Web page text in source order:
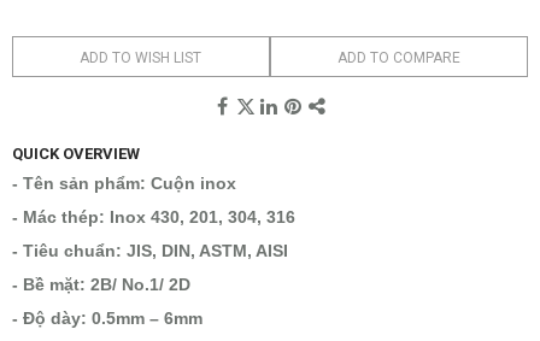
ADD TO WISH LIST ADD TO COMPARE
QUICK OVERVIEW
- Tên sản phẩm: Cuộn inox
- Mác thép: Inox 430, 201, 304, 316
- Tiêu chuẩn: JIS, DIN, ASTM, AISI
- Bề mặt: 2B/ No.1/ 2D
- Độ dày: 0.5mm – 6mm